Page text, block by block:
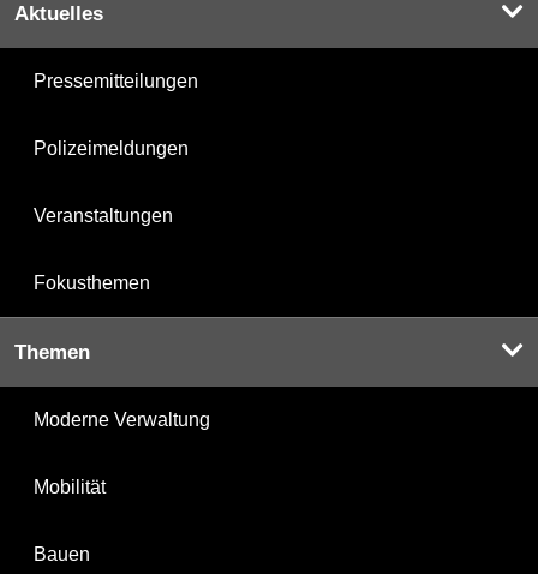
Aktuelles
Pressemitteilungen
Polizeimeldungen
Veranstaltungen
Fokusthemen
Themen
Moderne Verwaltung
Mobilität
Bauen